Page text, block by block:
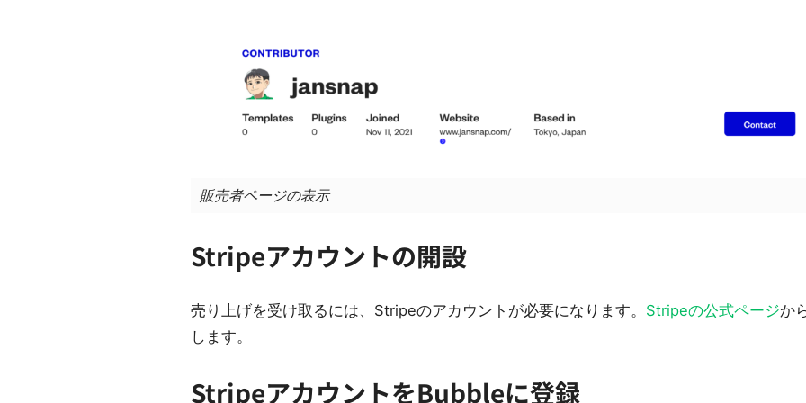
販売者ページの表示
Stripeアカウントの開設
売り上げを受け取るには、Stripeのアカウントが必要になります。 Stripeの公式ページか
します。
StripeアカウントをBubbleに登録